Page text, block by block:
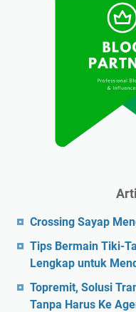
Crossing Sayap
Tips Bermain Tiki-
Lengkap untuk
Topremit, Solusi
Tanpa Harus Ke